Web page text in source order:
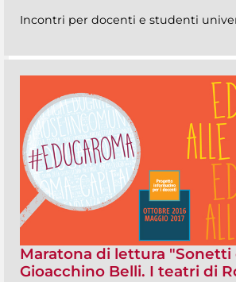
Incontri per docenti e studenti
Maratona di lettura "Sonetti
Gioacchino Belli. I teatri di